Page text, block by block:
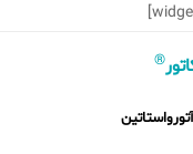
®
آتورواستاتین